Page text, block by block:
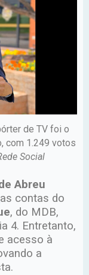
de TV foi o
com 1.249 votos
Social
Abreu
as contas do
, do MDB,
4. Entretanto,
acesso à
a